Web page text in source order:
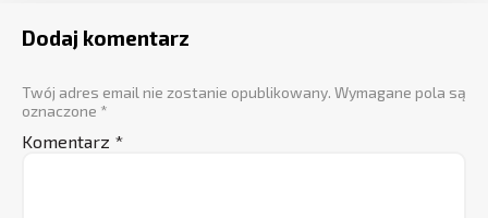
Dodaj komentarz
Twój adres email nie zostanie opublikowany. Wymagane pola są
oznaczone *
Komentarz *